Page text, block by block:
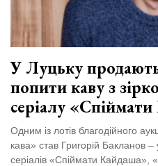
У Луцьку
попити каву з
серіалу
Одним із лотів благодійного
кава» став Григорій Бакланов –
серіалів «Спіймати Кайдаша»,